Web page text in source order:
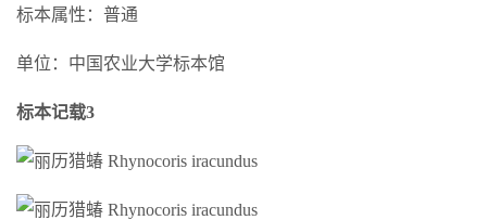
标本属性：普通
单位：中国农业大学标本馆
标本记载3